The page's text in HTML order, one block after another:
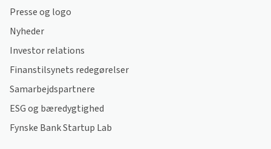
Presse og logo
Nyheder
Investor relations
Finanstilsynets redegørelser
Samarbejdspartnere
ESG og bæredygtighed
Fynske Bank Startup Lab